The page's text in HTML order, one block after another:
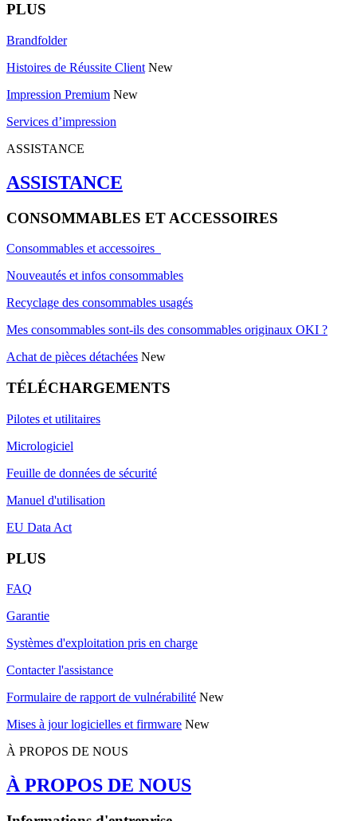
PLUS
Brandfolder
Histoires de Réussite Client New
Impression Premium New
Services d’impression
ASSISTANCE
ASSISTANCE
CONSOMMABLES ET ACCESSOIRES
Consommables et accessoires
Nouveautés et infos consommables
Recyclage des consommables usagés
Mes consommables sont-ils des consommables originaux OKI ?
Achat de pièces détachées New
TÉLÉCHARGEMENTS
Pilotes et utilitaires
Micrologiciel
Feuille de données de sécurité
Manuel d'utilisation
EU Data Act
PLUS
FAQ
Garantie
Systèmes d'exploitation pris en charge
Contacter l'assistance
Formulaire de rapport de vulnérabilité New
Mises à jour logicielles et firmware New
À PROPOS DE NOUS
À PROPOS DE NOUS